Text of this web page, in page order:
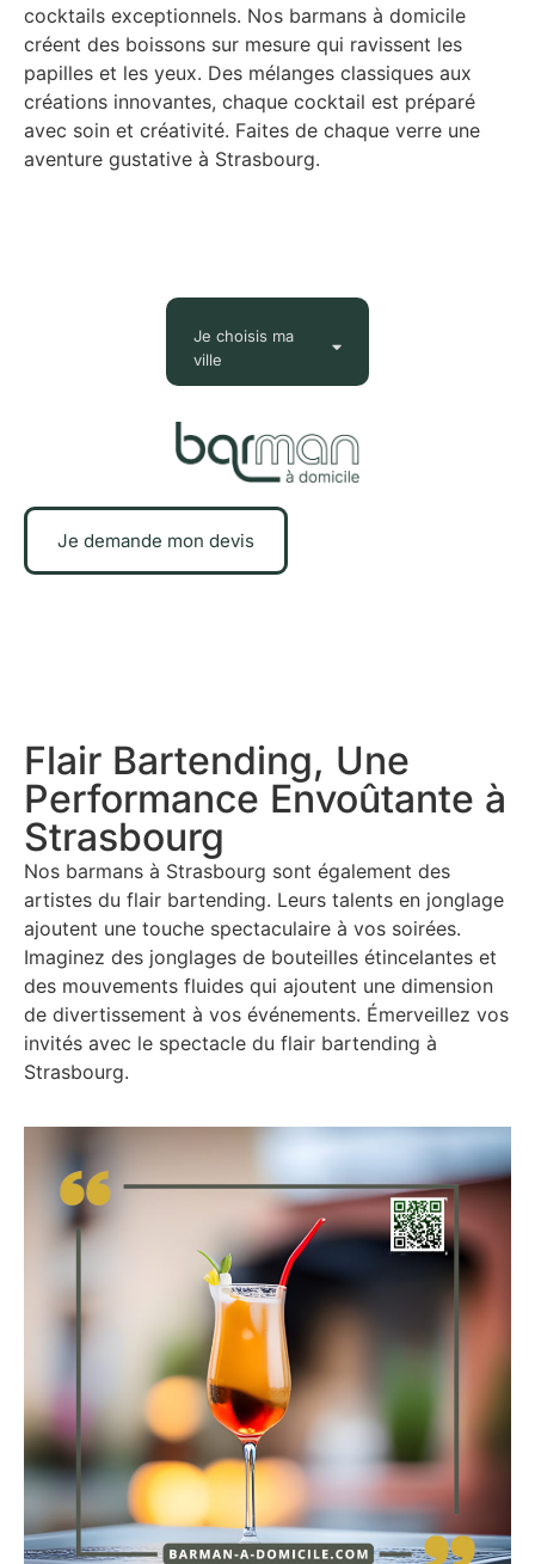
cocktails exceptionnels. Nos barmans à domicile
créent des boissons sur mesure qui ravissent les
papilles et les yeux. Des mélanges classiques aux
créations innovantes, chaque cocktail est préparé
avec soin et créativité. Faites de chaque verre une
aventure gustative à Strasbourg.
Je choisis ma
ville
Je demande mon devis
Flair Bartending, Une
Performance Envoûtante à
Strasbourg
Nos barmans à Strasbourg sont également des
artistes du flair bartending. Leurs talents en jonglage
ajoutent une touche spectaculaire à vos soirées.
Imaginez des jonglages de bouteilles étincelantes et
des mouvements fluides qui ajoutent une dimension
de divertissement à vos événements. Émerveillez vos
invités avec le spectacle du flair bartending à
Strasbourg.